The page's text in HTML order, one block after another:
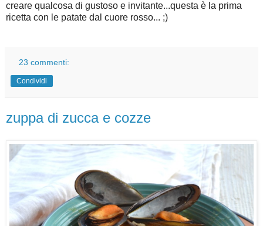
creare qualcosa di gustoso e invitante...questa è la prima
ricetta con le patate dal cuore rosso... ;)
23 commenti:
Condividi
zuppa di zucca e cozze